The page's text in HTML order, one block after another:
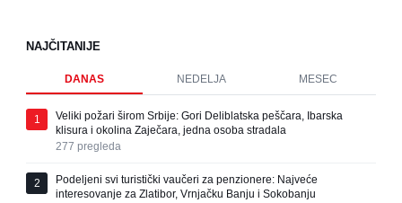
NAJČITANIJE
DANAS NEDELJA MESEC
1
Veliki požari širom Srbije: Gori Deliblatska peščara, Ibarska
klisura i okolina Zaječara, jedna osoba stradala
277 pregleda
2
Podeljeni svi turistički vaučeri za penzionere: Najveće
interesovanje za Zlatibor, Vrnjačku Banju i Sokobanju